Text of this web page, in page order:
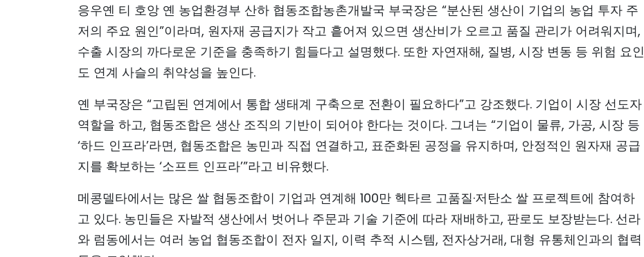
응우옌 티 호앙 옌 농업환경부 산하 협동조합농촌개발국 부국장은 “분산된 생산이 기업의 농업 투자 주
저의 주요 원인”이라며, 원자재 공급지가 작고 흩어져 있으면 생산비가 오르고 품질 관리가 어려워지며,
수출 시장의 까다로운 기준을 충족하기 힘들다고 설명했다. 또한 자연재해, 질병, 시장 변동 등 위험 요인
도 연계 사슬의 취약성을 높인다.
옌 부국장은 “고립된 연계에서 통합 생태계 구축으로 전환이 필요하다”고 강조했다. 기업이 시장 선도자
역할을 하고, 협동조합은 생산 조직의 기반이 되어야 한다는 것이다. 그녀는 “기업이 물류, 가공, 시장 등
‘하드 인프라’라면, 협동조합은 농민과 직접 연결하고, 표준화된 공정을 유지하며, 안정적인 원자재 공급
지를 확보하는 ‘소프트 인프라’”라고 비유했다.
메콩델타에서는 많은 쌀 협동조합이 기업과 연계해 100만 헥타르 고품질·저탄소 쌀 프로젝트에 참여하
고 있다. 농민들은 자발적 생산에서 벗어나 주문과 기술 기준에 따라 재배하고, 판로도 보장받는다. 선라
와 럼동에서는 여러 농업 협동조합이 전자 일지, 이력 추적 시스템, 전자상거래, 대형 유통체인과의 협력